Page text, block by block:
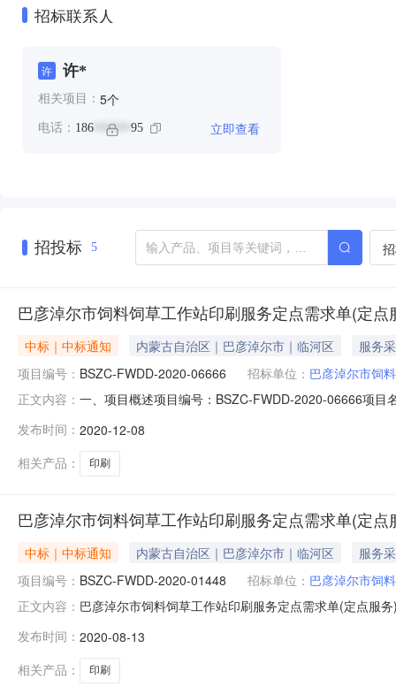
招标联系人
许 许*
相关项目： 5个
电话： 186 ****** 95 立即查看
招投标 5
巴彦淖尔市饲料饲草工作站印刷服务定点需求单(定
中标｜中标通知 内蒙古自治区｜巴彦淖尔市｜临河区
服务
项目编号： BSZC-FWDD-2020-06666 招标单位： 巴彦淖尔市饲
正文内容： 一、项目概述项目编号：BSZC-FWDD-2020-06666项目
点服务)二、需求明细编号项目需求数量计量单位1便签
发布时间： 2020-12-08
相关产品：
印刷
巴彦淖尔市饲料饲草工作站印刷服务定点需求单(定
中标｜中标通知 内蒙古自治区｜巴彦淖尔市｜临河区
服务
项目编号： BSZC-FWDD-2020-01448 招标单位： 巴彦淖尔市饲
正文内容： 巴彦淖尔市饲料饲草工作站印刷服务定点需求单(定点服
式：许靖18604890995采购计划备案书/批准书编号：巴
发布时间： 2020-08-13
相关产品：
印刷